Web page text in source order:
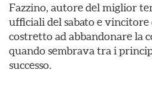
Fazzino, autore del miglior
ufficiali del sabato e vincitore
costretto ad abbandonare la
quando sembrava tra i
successo.